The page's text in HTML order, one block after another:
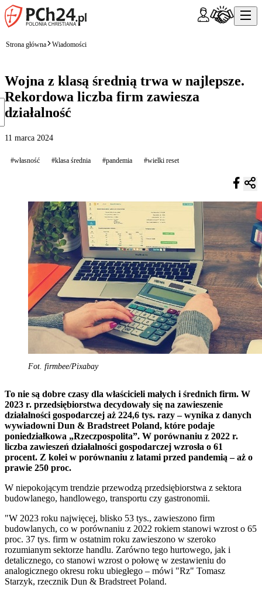
Strona główna Wiadomości
Wojna z klasą średnią trwa w najlepsze.
Rekordowa liczba firm zawiesza
działalność
11 marca 2024
#własność #klasa średnia #pandemia #wielki reset
Fot. firmbee/Pixabay
To nie są dobre czasy dla właścicieli małych i średnich firm. W
2023 r. przedsiębiorstwa decydowały się na zawieszenie
działalności gospodarczej aż 224,6 tys. razy – wynika z danych
wywiadowni Dun & Bradstreet Poland, które podaje
poniedziałkowa „Rzeczpospolita”. W porównaniu z 2022 r.
liczba zawieszeń działalności gospodarczej wzrosła o 61
procent. Z kolei w porównaniu z latami przed pandemią – aż o
prawie 250 proc.
W niepokojącym trendzie przewodzą przedsiębiorstwa z sektora
budowlanego, handlowego, transportu czy gastronomii.
"W 2023 roku najwięcej, blisko 53 tys., zawieszono firm
budowlanych, co w porównaniu z 2022 rokiem stanowi wzrost o 65
proc. 37 tys. firm w ostatnim roku zawieszono w szeroko
rozumianym sektorze handlu. Zarówno tego hurtowego, jak i
detalicznego, co stanowi wzrost o połowę w zestawieniu do
analogicznego okresu roku ubiegłego – mówi "Rz" Tomasz
Starzyk, rzecznik Dun & Bradstreet Poland.